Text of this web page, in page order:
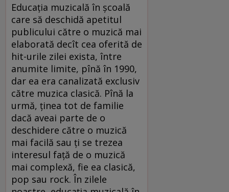
Educaţia muzicală în şcoală
care să deschidă apetitul
publicului către o muzică mai
elaborată decît cea oferită de
hit-urile zilei exista, între
anumite limite, pînă în 1990,
dar ea era canalizată exclusiv
către muzica clasică. Pînă la
urmă, ţinea tot de familie
dacă aveai parte de o
deschidere către o muzică
mai facilă sau ţi se trezea
interesul faţă de o muzică
mai complexă, fie ea clasică,
pop sau rock. În zilele